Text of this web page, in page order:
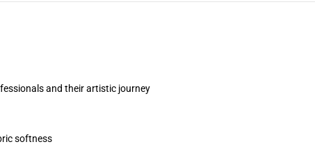
and their artistic journey
softness